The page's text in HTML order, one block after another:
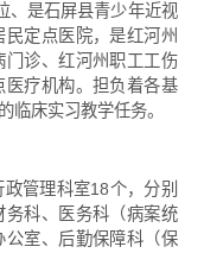
、是石屏县青少年近视
定点医院，是红河州
诊、红河州职工工伤
疗机构。担负着各基
临床实习教学任务。
管理科室18个，分别
科、医务科（病案统
室、后勤保障科（保